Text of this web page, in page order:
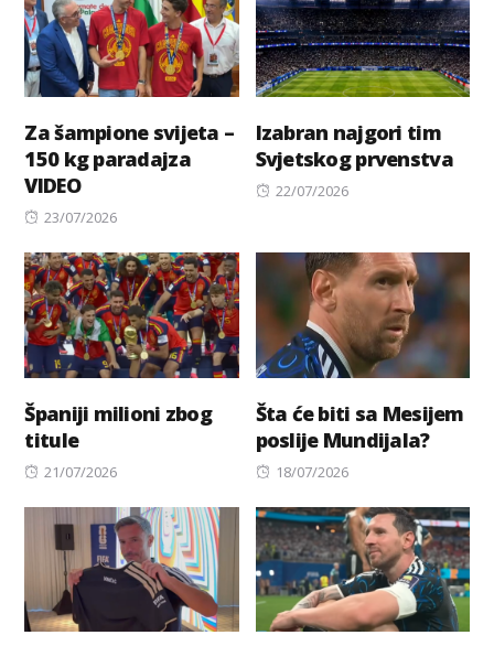
Za šampione svijeta –
150 kg paradajza
VIDEO
Posted
23/07/2026
Izabran najgori tim
Svjetskog prvenstva
Posted
22/07/2026
Španiji milioni zbog
titule
Posted
21/07/2026
Šta će biti sa Mesijem
poslije Mundijala?
Posted
18/07/2026